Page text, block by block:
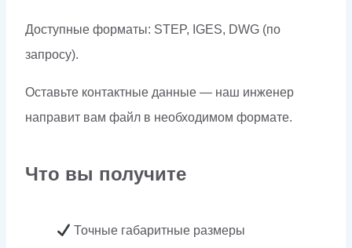
Доступные форматы: STEP, IGES, DWG (по
запросу).
Оставьте контактные данные — наш инженер
направит вам файл в необходимом формате.
Что вы получите
Точные габаритные размеры